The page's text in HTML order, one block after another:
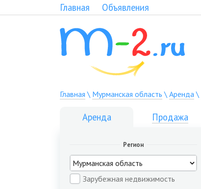
Главная Объявления
Главная \ Мурманская область \ Аренда\
Аренда Продажа
Регион
Зарубежная недвижимость